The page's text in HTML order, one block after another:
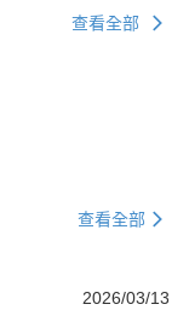
查看全部
查看全部
2026/03/13